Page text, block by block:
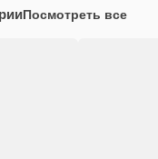
Посмотреть все